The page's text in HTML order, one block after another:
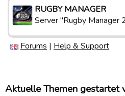
RUGBY MANAGER
Server "Rugby Manager
Forums | Help & Support
Aktuelle Themen gestartet